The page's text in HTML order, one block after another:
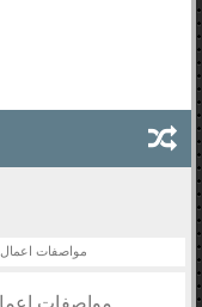
مواصفات اعمال